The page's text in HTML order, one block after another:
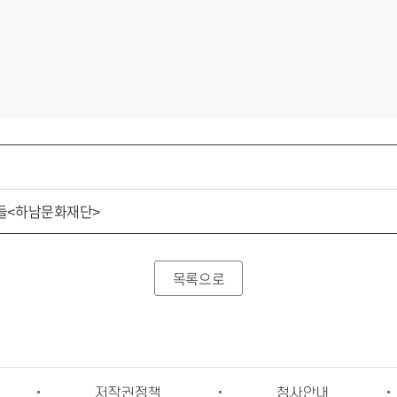
<하남문화재단>
목록으로
저작권정책 청사안내